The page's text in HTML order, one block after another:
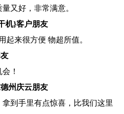
又好，非常满意。
机}客户朋友
起来很方便 物超所值。
！
州庆云朋友
到手里有点惊喜，比我们这里